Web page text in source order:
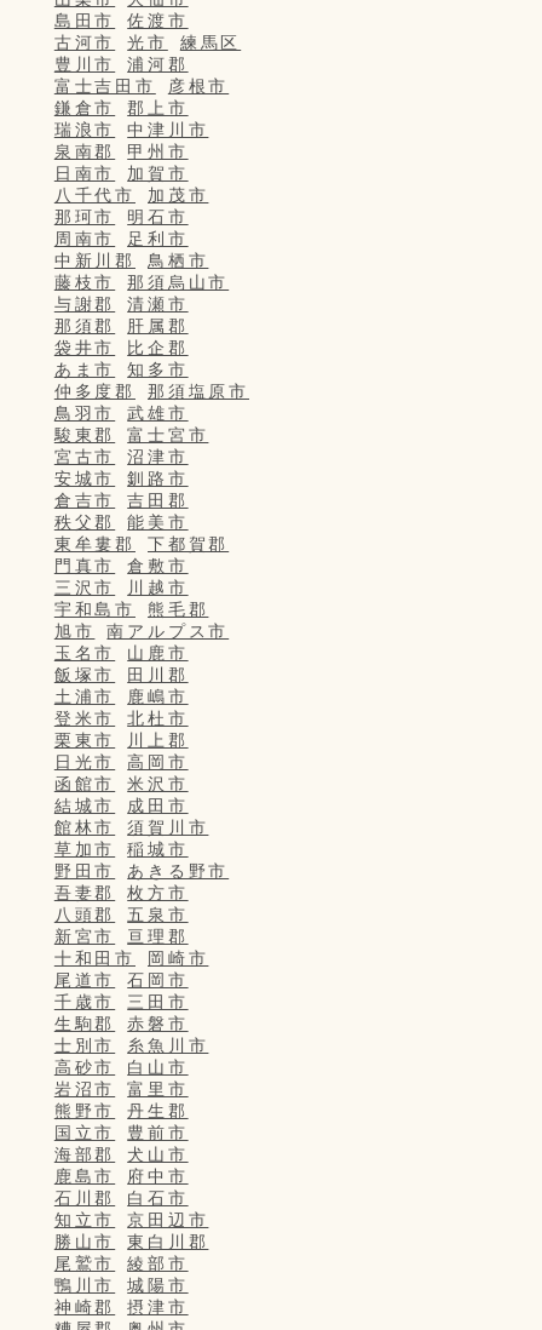
島田市
佐渡市
古河市
光市
練馬区
豊川市
浦河郡
富士吉田市
彦根市
鎌倉市
郡上市
瑞浪市
中津川市
泉南郡
甲州市
日南市
加賀市
八千代市
加茂市
那珂市
明石市
周南市
足利市
中新川郡
鳥栖市
藤枝市
那須烏山市
与謝郡
清瀬市
那須郡
肝属郡
袋井市
比企郡
あま市
知多市
仲多度郡
那須塩原市
鳥羽市
武雄市
駿東郡
富士宮市
宮古市
沼津市
安城市
釧路市
倉吉市
吉田郡
秩父郡
能美市
東牟婁郡
下都賀郡
門真市
倉敷市
三沢市
川越市
宇和島市
熊毛郡
旭市
南アルプス市
玉名市
山鹿市
飯塚市
田川郡
土浦市
鹿嶋市
登米市
北杜市
栗東市
川上郡
日光市
高岡市
函館市
米沢市
結城市
成田市
館林市
須賀川市
草加市
稲城市
野田市
あきる野市
吾妻郡
枚方市
八頭郡
五泉市
新宮市
亘理郡
十和田市
岡崎市
尾道市
石岡市
千歳市
三田市
生駒郡
赤磐市
士別市
糸魚川市
高砂市
白山市
岩沼市
富里市
熊野市
丹生郡
国立市
豊前市
海部郡
犬山市
鹿島市
府中市
石川郡
白石市
知立市
京田辺市
勝山市
東白川郡
尾鷲市
綾部市
鴨川市
城陽市
神崎郡
摂津市